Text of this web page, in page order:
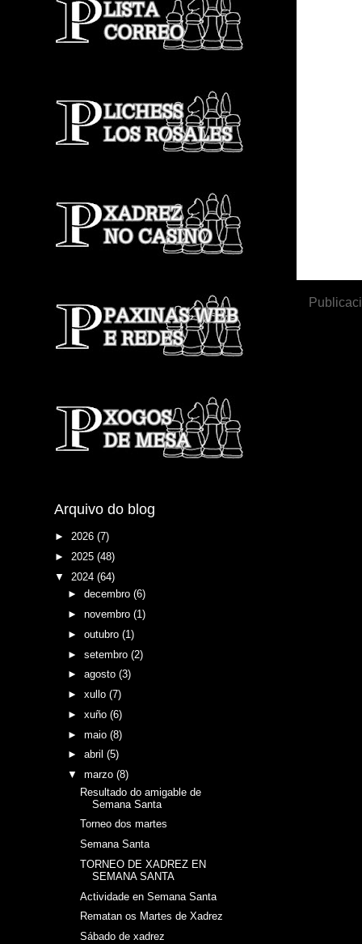
Arquivo do blog
► 2026 (7)
► 2025 (48)
▼ 2024 (64)
► decembro (6)
► novembro (1)
► outubro (1)
► setembro (2)
► agosto (3)
► xullo (7)
► xuño (6)
► maio (8)
► abril (5)
▼ marzo (8)
Resultado do amigable de
Semana Santa
Torneo dos martes
Semana Santa
TORNEO DE XADREZ EN
SEMANA SANTA
Actividade en Semana Santa
Rematan os Martes de Xadrez
Sábado de xadrez